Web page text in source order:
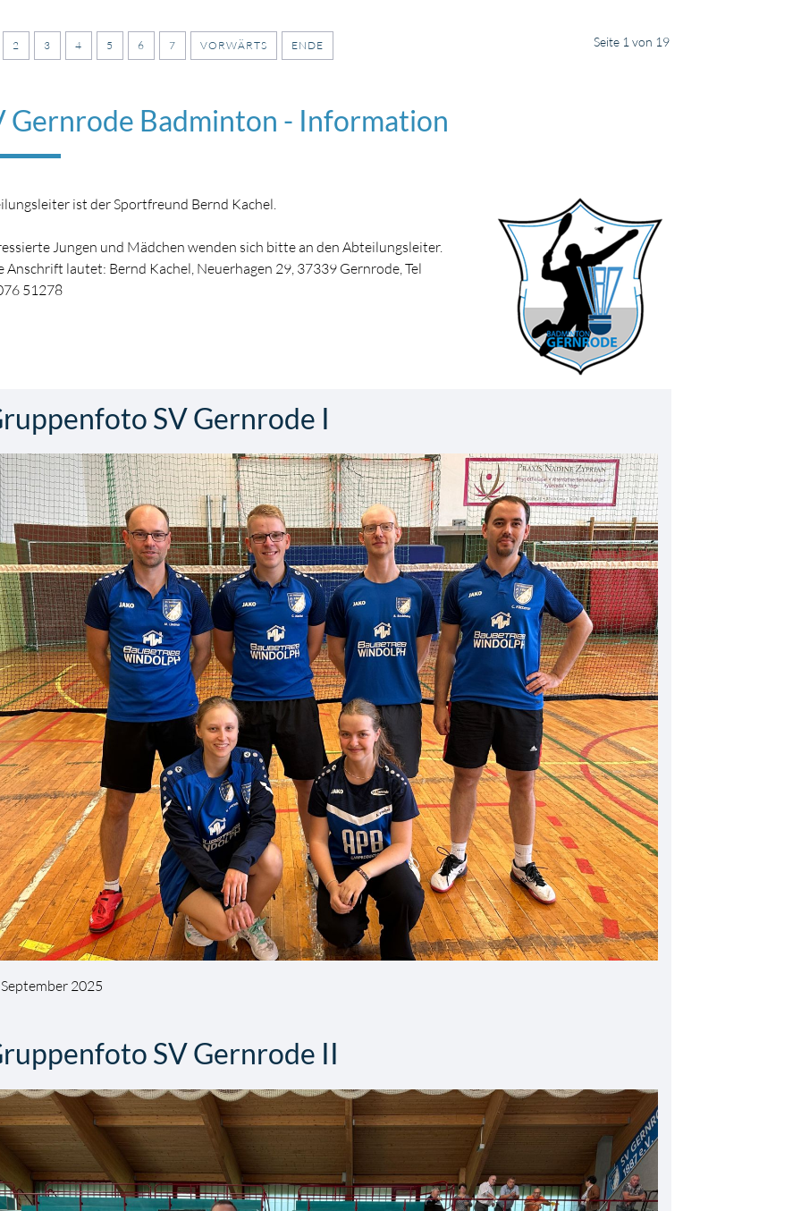
Seite 1 von 19
2 3 4 5 6 7 VORWÄRTS ENDE
Gernrode Badminton - Information
ist der Sportfreund Bernd Kachel.
Jungen und Mädchen wenden sich bitte an den Abteilungsleiter.
Anschrift lautet: Bernd Kachel, Neuerhagen 29, 37339 Gernrode, Tel
51278
SV Gernrode I
2025
SV Gernrode II